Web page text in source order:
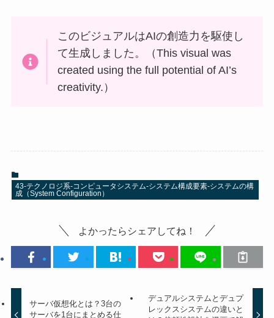
このビジュアルはAIの創造力を駆使し
て生成しました。（This visual was
created using the full potential of AI’s
creativity.）
43-テクノロジ系-コンピュータシステム-システム構成要素-システムの構
成（System Configuration）
よかったらシェアしてね！
サーバ仮想化とは？3台の
サーバを1台にまとめる仕
デュアルシステムとデュプ
レックスシステムの違いと